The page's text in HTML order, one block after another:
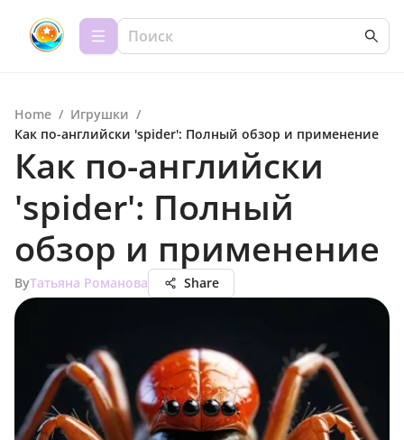
Home / Игрушки /
Как по-английски 'spider': Полный обзор и применение
Как по-английски
'spider': Полный
обзор и применение
ByТатьяна Романова Share